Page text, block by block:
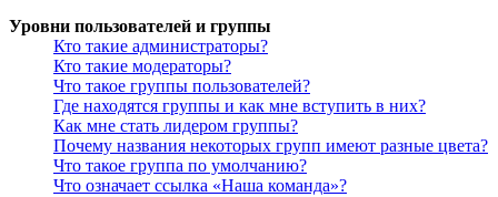
Уровни пользователей и группы
Кто такие администраторы?
Кто такие модераторы?
Что такое группы пользователей?
Где находятся группы и как мне вступить в них?
Как мне стать лидером группы?
Почему названия некоторых групп имеют разные цвета?
Что такое группа по умолчанию?
Что означает ссылка «Наша команда»?